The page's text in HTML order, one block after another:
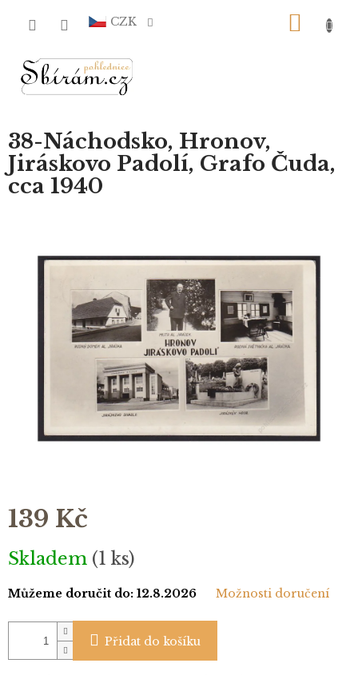
CZK
38-Náchodsko, Hronov,
Jiráskovo Padolí, Grafo Čuda,
cca 1940
139 Kč
Měrná
cena:
Skladem (1 ks)
Můžeme doručit do: 12.8.2026 Možnosti doručení
Přidat do košíku